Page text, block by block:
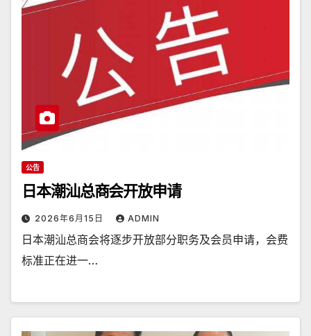
公告
日本潮汕总商会开放申请
2026年6月15日 ADMIN
日本潮汕总商会将逐步开放部分职务及会员申请，会费
标准正在进一…